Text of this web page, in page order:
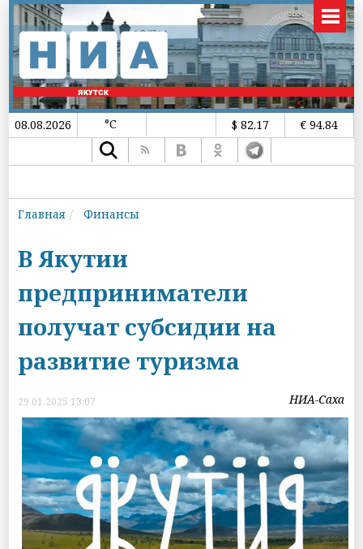
08.08.2026 °C $ 82.17 € 94.84
Главная Финансы
В Якутии
предприниматели
получат субсидии на
развитие туризма
29.01.2025 13:07 НИА-Саха